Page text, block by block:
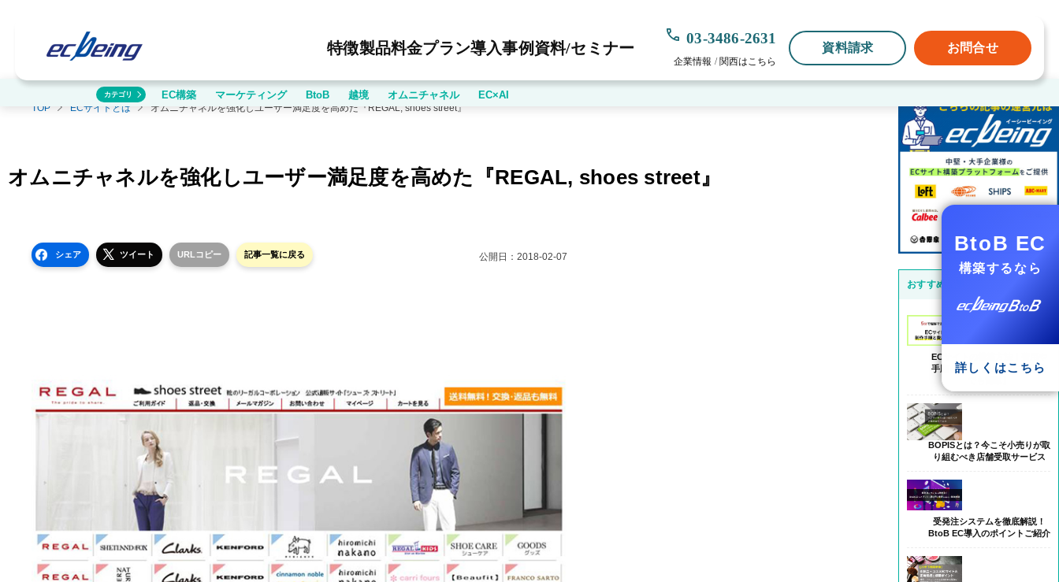
特徴製品料金プラン導入事例資料/セミナー
03-3486-2631
企業情報 / 関西はこちら
資料請求 お問合せ
BtoB EC
構築するなら
詳しくはこちら
TOP ECサイトとは オムニチャネルを強化しユーザー満足度を高めた『REGAL, shoes street』
オムニチャネルを強化しユーザー満足度を高めた『REGAL, shoes street』
シェア ツイート URLコピー 記事一覧に戻る 公開日： 2018-02-07
カテゴリ EC構築 マーケティング BtoB 越境 オムニチャネル EC×AI
おすすめ記事
ECサイトの構築方法｜費用や
手順を比較 【Web担当初心者
BOPISとは？今こそ小売りが取
り組むべき店舗受取サービス
受発注システムを徹底解説！
BtoB EC導入のポイントご紹介